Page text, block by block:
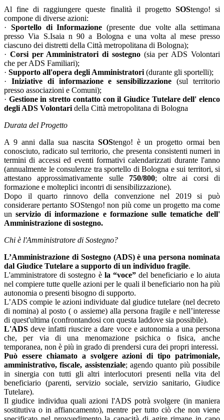
Al fine di raggiungere queste finalità il progetto SOStengo! si
compone di diverse azioni:
· Sportello di Informazione (presente due volte alla settimana
presso Via S.Isaia n 90 a Bologna e una volta al mese presso
ciascuno dei distretti della Città metropolitana di Bologna);
· Corsi per Amministratori di sostegno(sia per ADS Volontari
che per ADS Familiari);
· Supporto all'opera degli Amministratori (durante gli sportelli);
· Iniziative di informazione e sensibilizzazione (sul territorio
presso associazioni e Comuni);
· Gestione in stretto contatto con il Giudice Tutelare dell' elenco
degli ADS Volontari della Città metropolitana di Bologna
Durata del Progetto
A 9 anni dalla sua nascita SOStengo! è un progetto ormai ben
conosciuto, radicato sul territorio, che presenta consistenti numeri in
termini di accessi ed eventi formativi calendarizzati durante l'anno
(annualmente le consulenze tra sportello di Bologna e sui territori, si
attestano approssimativamente sulle 750/800; oltre ai corsi di
formazione e molteplici incontri di sensibilizzazione).
Dopo il quarto rinnovo della convenzione nel 2019 si può
considerare pertanto SOStengo! non più come un progetto ma come
unservizio di informazione e formazione sulle tematiche dell'
Amministrazione di sostegno.
Chi è l'Amministratore di Sostegno?
L’Amministrazione di Sostegno (ADS) è una persona nominata
dal Giudice Tutelare a supporto di un individuo fragile.
L'amministratore di sostegno è la “voce” del beneficiario e lo aiuta
nel compiere tutte quelle azioni per le quali il beneficiario non ha più
autonomia o presenti bisogno di supporto.
L’ADS compie le azioni individuate dal giudice tutelare (nel decreto
di nomina) al posto ( o assieme) alla persona fragile e nell’interesse
di quest'ultima (confrontandosi con questa laddove sia possibile).
L'ADS deve infatti riuscire a dare voce e autonomia a una persona
che, per via di una menomazione psichica o fisica, anche
temporanea, non è più in grado di prendersi cura dei propri interessi.
Può essere chiamato a svolgere azioni di tipo patrimoniale,
amministrativo, fiscale, assistenziale; agendo quanto più possibile
in sinergia con tutti gli altri interlocutori presenti nella vita del
beneficiario (parenti, servizio sociale, servizio sanitario, Giudice
Tutelare).
Il giudice individua quali azioni l'ADS potrà svolgere (in maniera
sostitutiva o in affiancamento), mentre per tutto ciò che non viene